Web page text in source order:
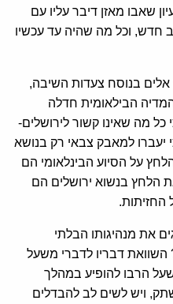
שאבו מאזן דיבר עליו עם
חדש, וכל מה שהיה עד עכשיו
בנוסח צעדות השיבה,
הבילאומית חדלה
כל מה שאינו קשור לירושלים-
יעברו למאבק צבאי רק בנושא
על הסיוע הבינלאומי הם
הלחץ בנשוא ירושלים הם
החזיתות.
את מנהיגותו הבלתי
דבריו לדברי משעל
הרבו להופיע במהלך
ויש לשים לב להבדלים